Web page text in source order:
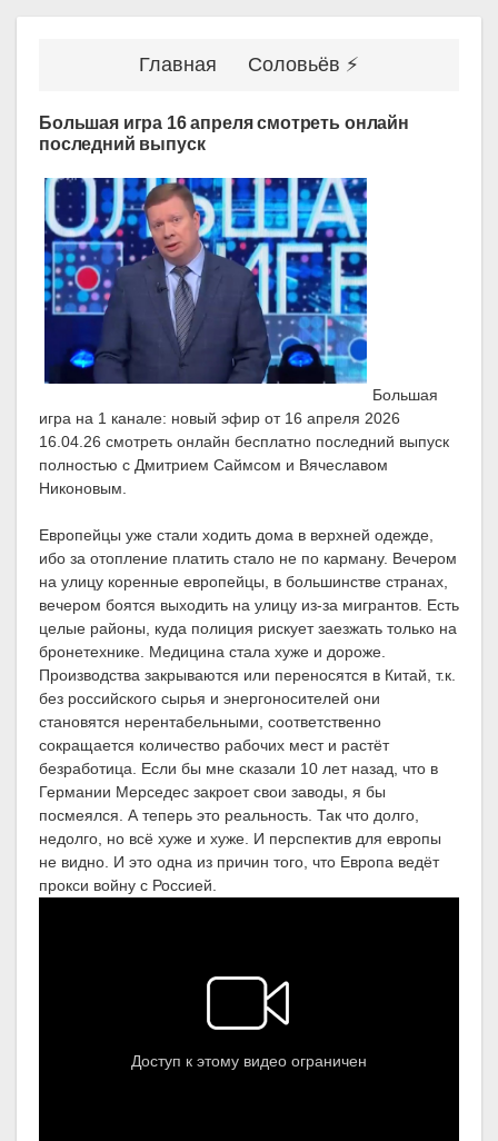
Главная Соловьёв ⚡
Большая игра 16 апреля смотреть онлайн
последний выпуск
Большая
игра на 1 канале: новый эфир от 16 апреля 2026
16.04.26 смотреть онлайн бесплатно последний выпуск
полностью с Дмитрием Саймсом и Вячеславом
Никоновым.
Европейцы уже стали ходить дома в верхней одежде,
ибо за отопление платить стало не по карману. Вечером
на улицу коренные европейцы, в большинстве странах,
вечером боятся выходить на улицу из-за мигрантов. Есть
целые районы, куда полиция рискует заезжать только на
бронетехнике. Медицина стала хуже и дороже.
Производства закрываются или переносятся в Китай, т.к.
без российского сырья и энергоносителей они
становятся нерентабельными, соответственно
сокращается количество рабочих мест и растёт
безработица. Если бы мне сказали 10 лет назад, что в
Германии Мерседес закроет свои заводы, я бы
посмеялся. А теперь это реальность. Так что долго,
недолго, но всё хуже и хуже. И перспектив для европы
не видно. И это одна из причин того, что Европа ведёт
прокси войну с Россией.